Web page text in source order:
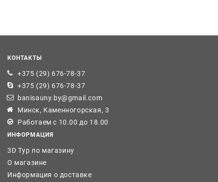
КОНТАКТЫ
+375 (29) 676-78-37
+375 (29) 676-78-37
banisauny.by@gmail.com
Минск, Каменногорская, 3
Работаем с 10.00 до 18.00
ИНФОРМАЦИЯ
3D Тур по магазину
О магазине
Информация о доставке